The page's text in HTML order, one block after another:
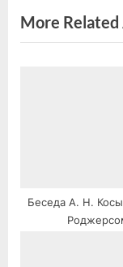
t
More
Беседа А. Н.